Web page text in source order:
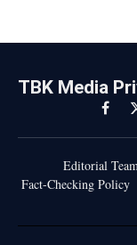
TBK Media
Editorial Team
Fact-Checking Policy